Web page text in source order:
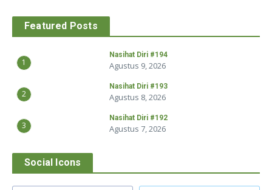
Featured Posts
1
Nasihat Diri #194
Agustus 9, 2026
2
Nasihat Diri #193
Agustus 8, 2026
3
Nasihat Diri #192
Agustus 7, 2026
Social Icons